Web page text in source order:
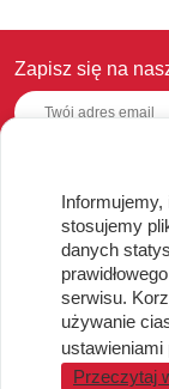
Zapisz się na
OBSŁUGA KLIENTA
Regulamin i Polityka
Dostawa, Reklamacje i
Metody płatności
Standardy jakości i
WARTO WIEDZIEĆ
stosujemy
danych
serwisu.
używanie
ustawieniami
Przeczytaj